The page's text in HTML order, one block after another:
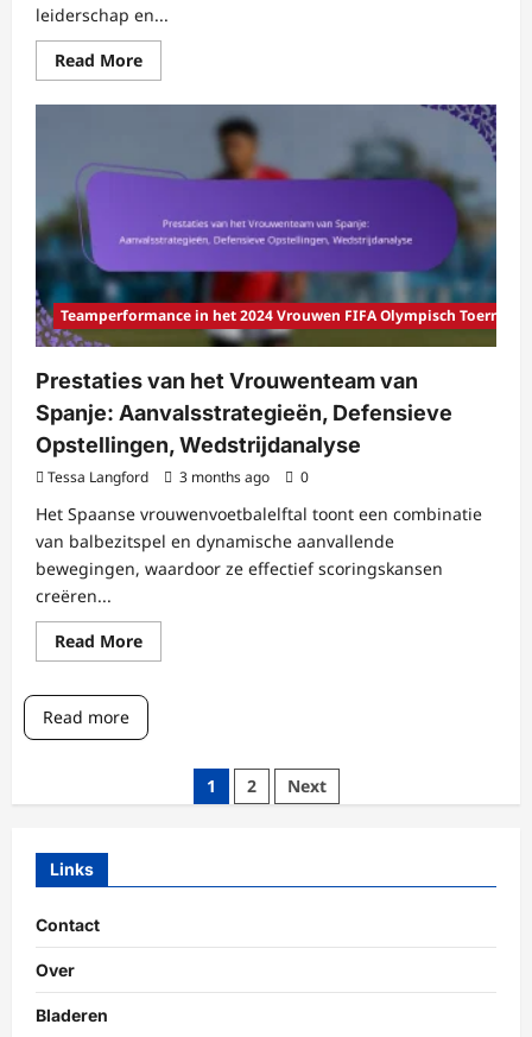
leiderschap en...
Read MoreRead
more
Zweedse
Prestatie:
Team
Speler
Evaluaties
Teamperformance in het 2024 Vrouwen FIFA Olympisch Toernooi
Prestaties van het Vrouwenteam van
Spanje: Aanvalsstrategieën, Defensieve
Opstellingen, Wedstrijdanalyse
Tessa Langford 3 months ago 0
Het Spaanse vrouwenvoetbalelftal toont een combinatie
van balbezitspel en dynamische aanvallende
bewegingen, waardoor ze effectief scoringskansen
creëren...
Read MoreRead
more
Prestaties
van
Vrouwenteam
Spanje:
Aanvalsstrategieën,
Defensieve
Read more
1 2 Next
Links
Contact
Over
Bladeren